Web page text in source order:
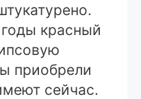
красный
приобрели
сейчас.